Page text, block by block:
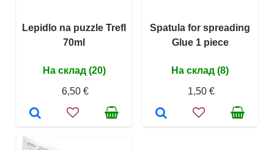
Lepidlo na puzzle Trefl
70ml
На склад (20)
6,50 €
Spatula for spreading
Glue 1 piece
На склад (8)
1,50 €